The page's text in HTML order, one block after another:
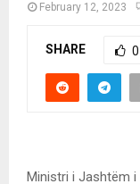
February 12, 2023
SHARE 0
Ministri i Jashtëm i